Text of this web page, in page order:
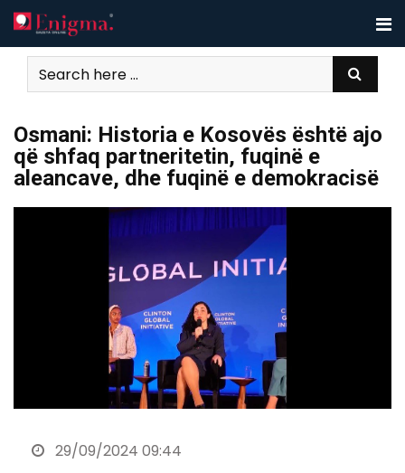
Skip
to
content
Osmani: Historia e Kosovës është ajo
që shfaq partneritetin, fuqinë e
aleancave, dhe fuqinë e demokracisë
29/09/2024 09:44